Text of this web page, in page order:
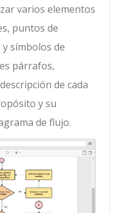
varios elementos
puntos de
símbolos de
párrafos,
de cada
y su
de flujo.